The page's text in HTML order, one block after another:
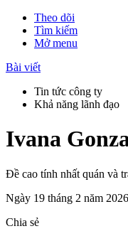
Theo dõi
Tìm kiếm
Mở menu
Bài viết
Tin tức công ty
Khả năng lãnh đạo
Ivana
Đề cao tính nhất quán và
Ngày 19 tháng 2 năm 2026
Chia sẻ